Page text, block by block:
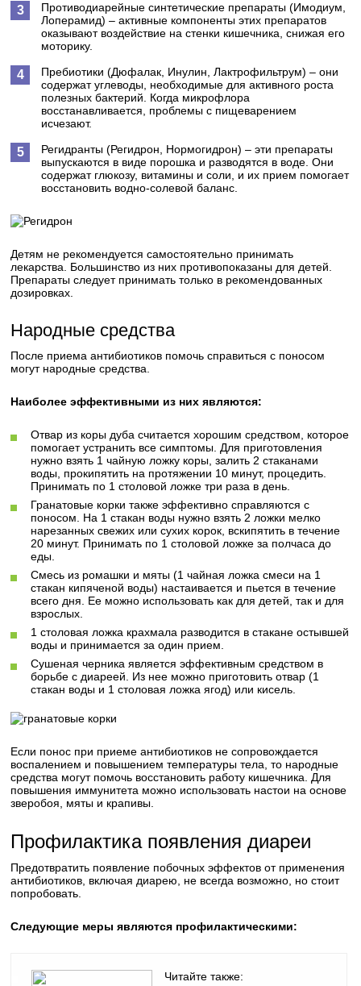
Противодиарейные синтетические препараты (Имодиум,
Лоперамид) – активные компоненты этих препаратов
оказывают воздействие на стенки кишечника, снижая его
моторику.
Пребиотики (Дюфалак, Инулин, Лактрофильтрум) – они
содержат углеводы, необходимые для активного роста
полезных бактерий. Когда микрофлора
восстанавливается, проблемы с пищеварением
исчезают.
Регидранты (Регидрон, Нормогидрон) – эти препараты
выпускаются в виде порошка и разводятся в воде. Они
содержат глюкозу, витамины и соли, и их прием помогает
восстановить водно-солевой баланс.
Детям не рекомендуется самостоятельно принимать
лекарства. Большинство из них противопоказаны для детей.
Препараты следует принимать только в рекомендованных
дозировках.
Народные средства
После приема антибиотиков помочь справиться с поносом
могут народные средства.
Наиболее эффективными из них являются:
Отвар из коры дуба считается хорошим средством, которое
помогает устранить все симптомы. Для приготовления
нужно взять 1 чайную ложку коры, залить 2 стаканами
воды, прокипятить на протяжении 10 минут, процедить.
Принимать по 1 столовой ложке три раза в день.
Гранатовые корки также эффективно справляются с
поносом. На 1 стакан воды нужно взять 2 ложки мелко
нарезанных свежих или сухих корок, вскипятить в течение
20 минут. Принимать по 1 столовой ложке за полчаса до
еды.
Смесь из ромашки и мяты (1 чайная ложка смеси на 1
стакан кипяченой воды) настаивается и пьется в течение
всего дня. Ее можно использовать как для детей, так и для
взрослых.
1 столовая ложка крахмала разводится в стакане остывшей
воды и принимается за один прием.
Сушеная черника является эффективным средством в
борьбе с диареей. Из нее можно приготовить отвар (1
стакан воды и 1 столовая ложка ягод) или кисель.
Если понос при приеме антибиотиков не сопровождается
воспалением и повышением температуры тела, то народные
средства могут помочь восстановить работу кишечника. Для
повышения иммунитета можно использовать настои на основе
зверобоя, мяты и крапивы.
Профилактика появления диареи
Предотвратить появление побочных эффектов от применения
антибиотиков, включая диарею, не всегда возможно, но стоит
попробовать.
Следующие меры являются профилактическими:
Читайте также: